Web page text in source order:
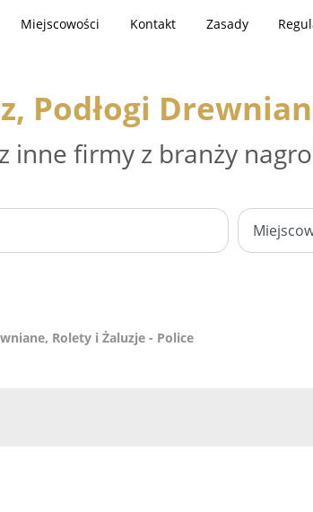
Miejscowości Kontakt Zasady
Podłogi
inne firmy z branży
Rolety i Żaluzje - Police